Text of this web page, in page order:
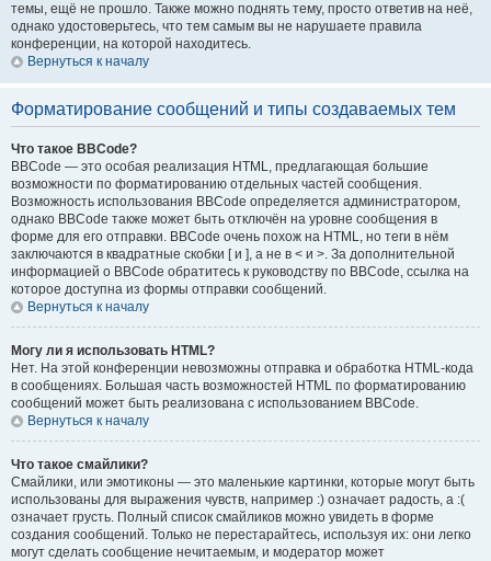
темы, ещё не прошло. Также можно поднять тему, просто ответив на неё,
однако удостоверьтесь, что тем самым вы не нарушаете правила
конференции, на которой находитесь.
Вернуться к началу
Форматирование сообщений и типы создаваемых тем
Что такое BBCode?
BBCode — это особая реализация HTML, предлагающая большие
возможности по форматированию отдельных частей сообщения.
Возможность использования BBCode определяется администратором,
однако BBCode также может быть отключён на уровне сообщения в
форме для его отправки. BBCode очень похож на HTML, но теги в нём
заключаются в квадратные скобки [ и ], а не в < и >. За дополнительной
информацией о BBCode обратитесь к руководству по BBCode, ссылка на
которое доступна из формы отправки сообщений.
Вернуться к началу
Могу ли я использовать HTML?
Нет. На этой конференции невозможны отправка и обработка HTML-кода
в сообщениях. Большая часть возможностей HTML по форматированию
сообщений может быть реализована с использованием BBCode.
Вернуться к началу
Что такое смайлики?
Смайлики, или эмотиконы — это маленькие картинки, которые могут быть
использованы для выражения чувств, например :) означает радость, а :(
означает грусть. Полный список смайликов можно увидеть в форме
создания сообщений. Только не перестарайтесь, используя их: они легко
могут сделать сообщение нечитаемым, и модератор может